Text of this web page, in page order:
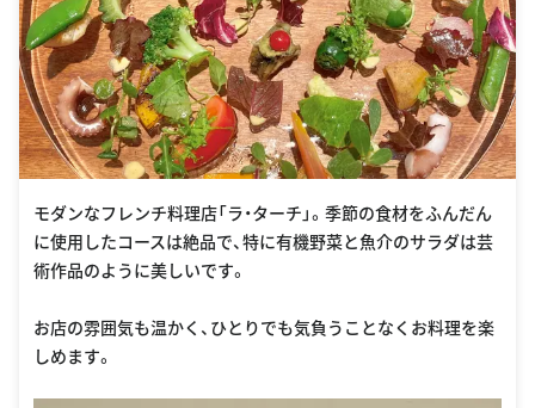
モダンなフレンチ料理店「ラ・ターチ」。季節の食材をふんだん
に使用したコースは絶品で、特に有機野菜と魚介のサラダは芸
術作品のように美しいです。
お店の雰囲気も温かく、ひとりでも気負うことなくお料理を楽
しめます。